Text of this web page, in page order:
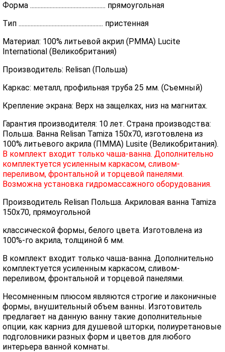
Форма .................................................. прямоугольная
Тип ........................................................ пристенная
Материал: 100% литьевой акрил (PMMA) Lucite
International (Великобритания)
Производитель: Relisan (Польша)
Каркас: металл, профильная труба 25 мм. (Съемный)
Крепление экрана: Верх на защелках, низ на магнитах.
Гарантия производителя: 10 лет. Страна производства:
Польша. Ванна Relisan Tamiza 150х70, изготовлена из
100% литьевого акрила (ПММА) Lusite (Великобритания).
В комплект входит только чаша-ванна. Дополнительно
комплектуется усиленным каркасом, сливом-
переливом, фронтальной и торцевой панелями.
Возможна установка гидромассажного оборудования.
Производитель Relisan Польша. Акриловая ванна Tamiza
150x70, прямоугольной
классической формы, белого цвета. Изготовлена из
100%-го акрила, толщиной 6 мм.
В комплект входит только чаша-ванна. Дополнительно
комплектуется усиленным каркасом, сливом-
переливом, фронтальной и торцевой панелями.
Несомненным плюсом являются строгие и лаконичные
формы, внушительный объем ванны. Изготовитель
предлагает на данную ванну такие дополнительные
опции, как карниз для душевой шторки, полиуретановые
подголовники разных форм и цветов для любого
интерьера ванной комнаты.